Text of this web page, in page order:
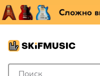
Поле для Поиска